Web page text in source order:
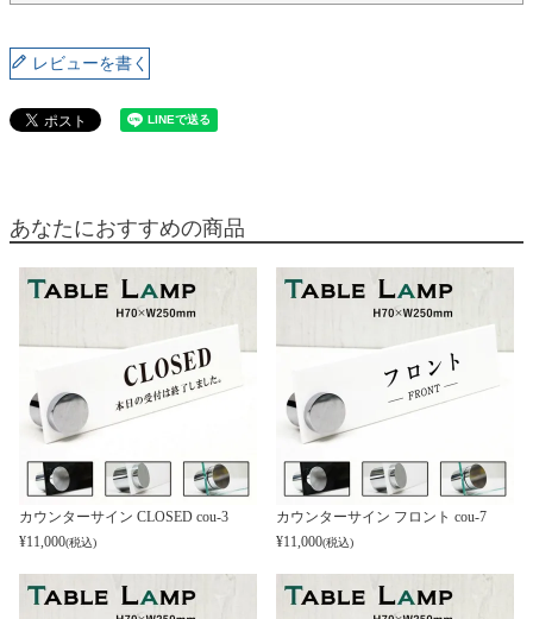
レビューを書く
あなたにおすすめの商品
カウンターサイン CLOSED cou-3
¥11,000(税込)
カウンターサイン フロント cou-7
¥11,000(税込)